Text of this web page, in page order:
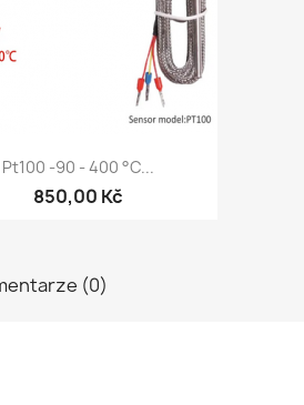
Szybki podgląd
Pt100 -90 - 400 °C...
850,00 Kč
(0)